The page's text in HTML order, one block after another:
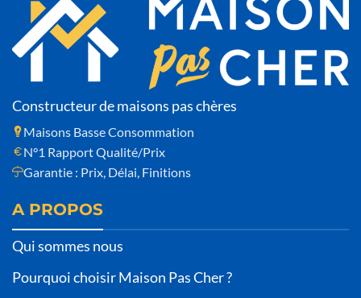
Constructeur de maisons pas chères
Maisons Basse Consommation
N°1 Rapport Qualité/Prix
Garantie : Prix, Délai, Finitions
A PROPOS
Qui sommes nous
Pourquoi choisir Maison Pas Cher ?